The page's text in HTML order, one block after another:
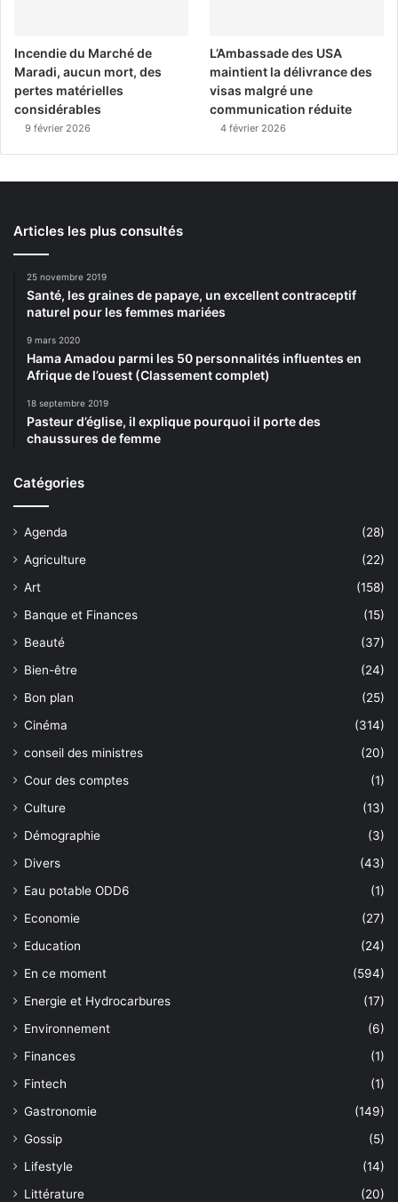
Incendie du Marché de
Maradi, aucun mort, des
pertes matérielles
considérables
9 février 2026
L’Ambassade des USA
maintient la délivrance des
visas malgré une
communication réduite
4 février 2026
Articles les plus consultés
25 novembre 2019
Santé, les graines de papaye, un excellent contraceptif
naturel pour les femmes mariées
9 mars 2020
Hama Amadou parmi les 50 personnalités influentes en
Afrique de l’ouest (Classement complet)
18 septembre 2019
Pasteur d’église, il explique pourquoi il porte des
chaussures de femme
Catégories
Agenda
(28)
Agriculture
(22)
Art
(158)
Banque et Finances
(15)
Beauté
(37)
Bien-être
(24)
Bon plan
(25)
Cinéma
(314)
conseil des ministres
(20)
Cour des comptes
(1)
Culture
(13)
Démographie
(3)
Divers
(43)
Eau potable ODD6
(1)
Economie
(27)
Education
(24)
En ce moment
(594)
Energie et Hydrocarbures
(17)
Environnement
(6)
Finances
(1)
Fintech
(1)
Gastronomie
(149)
Gossip
(5)
Lifestyle
(14)
Littérature
(20)